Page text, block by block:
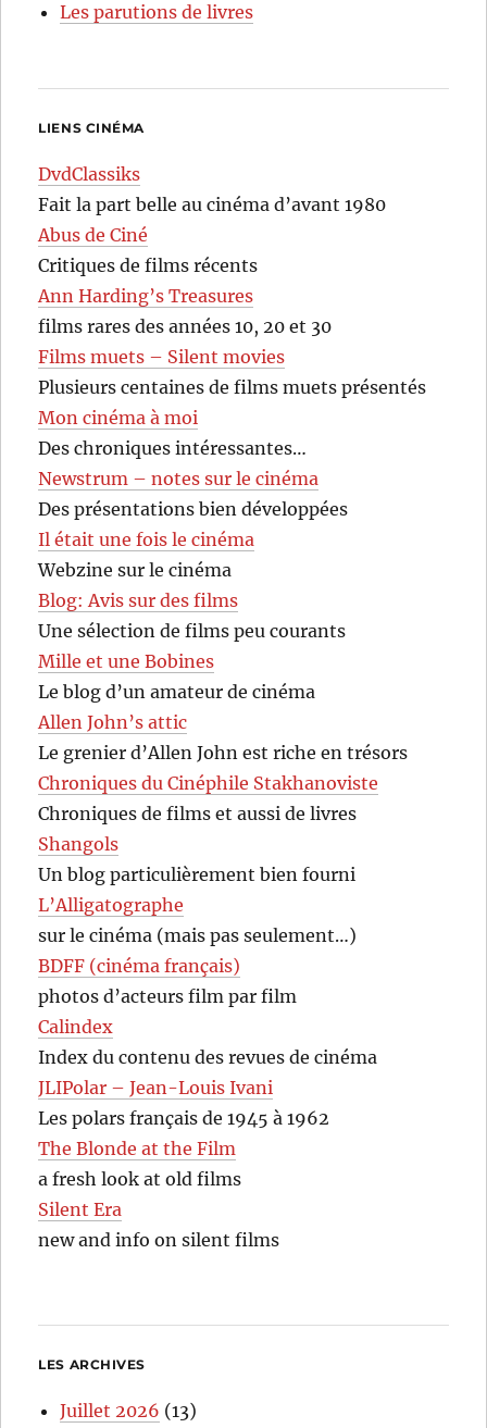
Les parutions de livres
LIENS CINÉMA
DvdClassiks
Fait la part belle au cinéma d’avant 1980
Abus de Ciné
Critiques de films récents
Ann Harding’s Treasures
films rares des années 10, 20 et 30
Films muets – Silent movies
Plusieurs centaines de films muets présentés
Mon cinéma à moi
Des chroniques intéressantes…
Newstrum – notes sur le cinéma
Des présentations bien développées
Il était une fois le cinéma
Webzine sur le cinéma
Blog: Avis sur des films
Une sélection de films peu courants
Mille et une Bobines
Le blog d’un amateur de cinéma
Allen John’s attic
Le grenier d’Allen John est riche en trésors
Chroniques du Cinéphile Stakhanoviste
Chroniques de films et aussi de livres
Shangols
Un blog particulièrement bien fourni
L’Alligatographe
sur le cinéma (mais pas seulement…)
BDFF (cinéma français)
photos d’acteurs film par film
Calindex
Index du contenu des revues de cinéma
JLIPolar – Jean-Louis Ivani
Les polars français de 1945 à 1962
The Blonde at the Film
a fresh look at old films
Silent Era
new and info on silent films
LES ARCHIVES
Juillet 2026 (13)